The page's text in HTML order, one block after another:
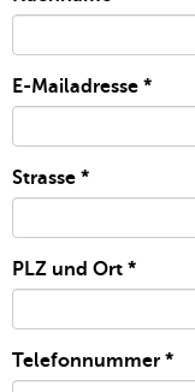
E-Mailadresse *
Strasse *
PLZ und Ort *
Telefonnummer *